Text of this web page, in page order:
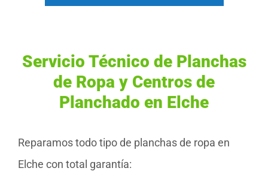
Servicio Técnico de Planchas
de Ropa y Centros de
Planchado en Elche
Reparamos todo tipo de planchas de ropa en
Elche con total garantía: